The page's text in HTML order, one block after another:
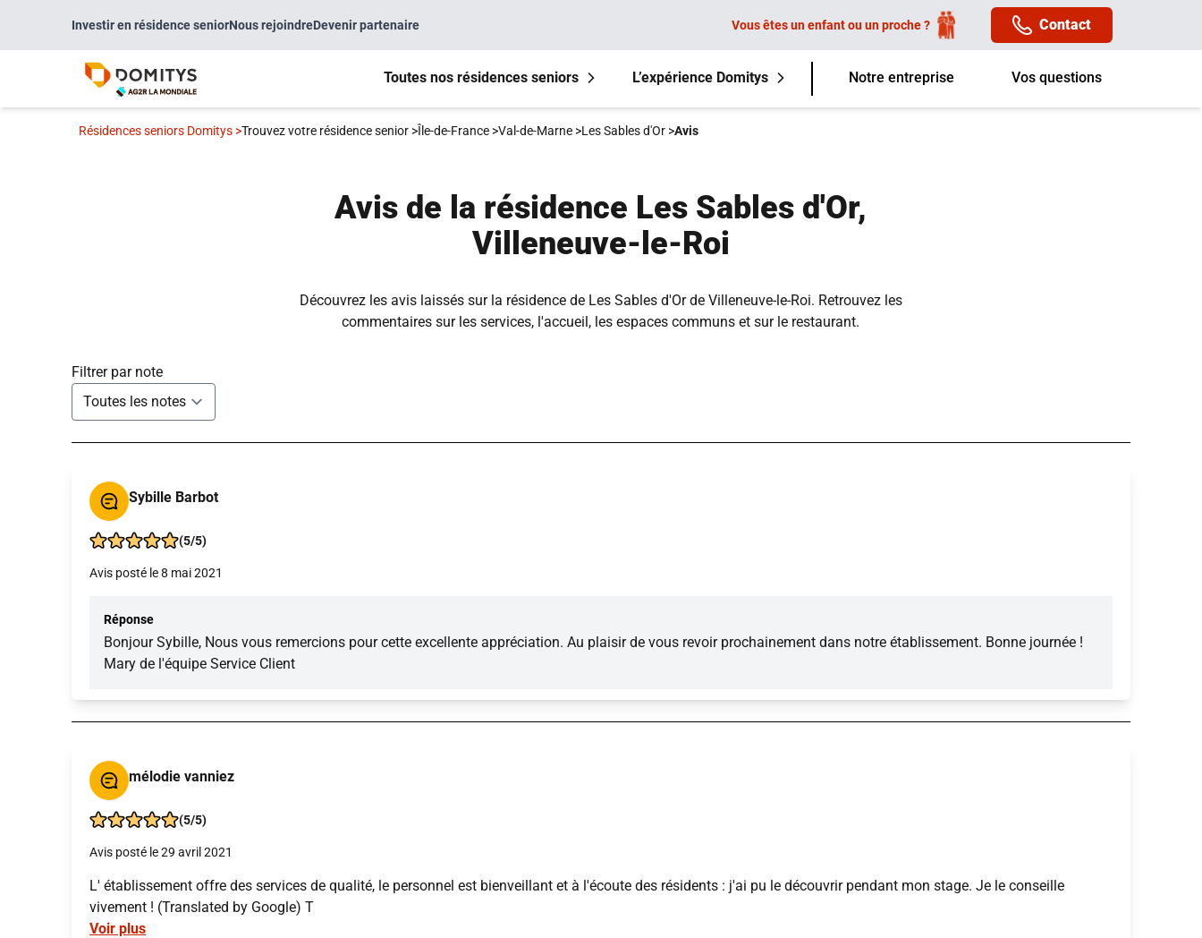
Investir en résidence seniorNous rejoindreDevenir partenaire Vous êtes un enfant ou un proche ? Contact
Toutes nos résidences seniors L’expérience Domitys Notre entreprise Vos questions
Résidences seniors Domitys >Trouvez votre résidence senior >Île-de-France >Val-de-Marne >Les Sables d'Or >Avis
Avis de la résidence Les Sables d'Or,
Villeneuve-le-Roi
Découvrez les avis laissés sur la résidence de Les Sables d'Or de Villeneuve-le-Roi. Retrouvez les
commentaires sur les services, l'accueil, les espaces communs et sur le restaurant.
Filtrer par note
Sybille Barbot
(5/5)
Avis posté le 8 mai 2021
Réponse
Bonjour Sybille, Nous vous remercions pour cette excellente appréciation. Au plaisir de vous revoir prochainement dans notre établissement. Bonne journée !
Mary de l'équipe Service Client
mélodie vanniez
(5/5)
Avis posté le 29 avril 2021
L' établissement offre des services de qualité, le personnel est bienveillant et à l'écoute des résidents : j'ai pu le découvrir pendant mon stage. Je le conseille
vivement ! (Translated by Google) T
Voir plus